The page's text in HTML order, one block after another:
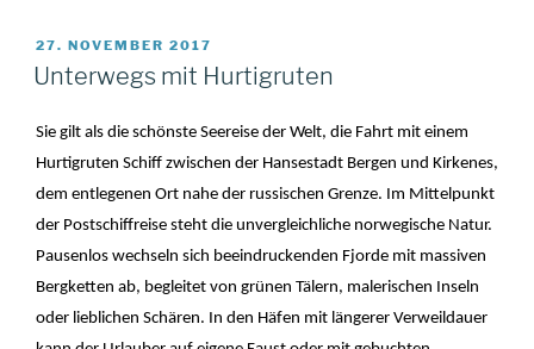
VERÖFFENTLICHT
AM
27. NOVEMBER 2017
Unterwegs mit Hurtigruten
Sie gilt als die schönste Seereise der Welt, die Fahrt mit einem
Hurtigruten Schiff zwischen der Hansestadt Bergen und Kirkenes,
dem entlegenen Ort nahe der russischen Grenze. Im Mittelpunkt
der Postschiffreise steht die unvergleichliche norwegische Natur.
Pausenlos wechseln sich beeindruckenden Fjorde mit massiven
Bergketten ab, begleitet von grünen Tälern, malerischen Inseln
oder lieblichen Schären. In den Häfen mit längerer Verweildauer